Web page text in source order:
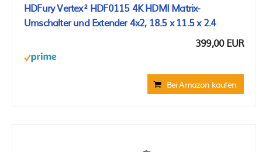
HDFury Vertex² HDF0115 4K HDMI Matrix-
Umschalter und Extender 4x2, 18.5 x 11.5 x 2.4
399,00 EUR
Bei Amazon kaufen